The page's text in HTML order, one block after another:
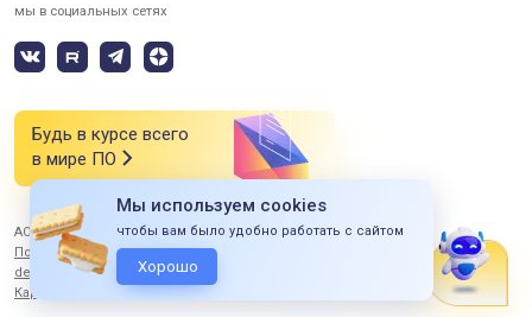
мы в социальных сетях
Будь в курсе всего
в мире ПО
АО «СИЭСДИ» 2026 Все права защищены
Политика конфиденциальности
design by ITERBI
Карта сайта
Мы используем cookies
чтобы вам было удобно работать с сайтом
Хорошо